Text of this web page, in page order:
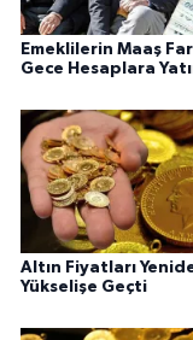
Emeklilerin Maaş
Gece Hesaplara
Altın Fiyatları
Yükselişe Geçti